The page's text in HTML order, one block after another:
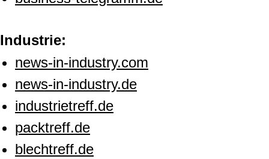
Industrie:
news-in-industry.com
news-in-industry.de
industrietreff.de
packtreff.de
blechtreff.de